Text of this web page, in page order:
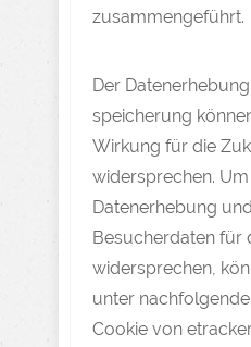
zusammengeführt.
Der
speicherung
Wirkung für die
widersprechen.
Datenerhebung
Besucherdaten für
widersprechen,
unter
Cookie von